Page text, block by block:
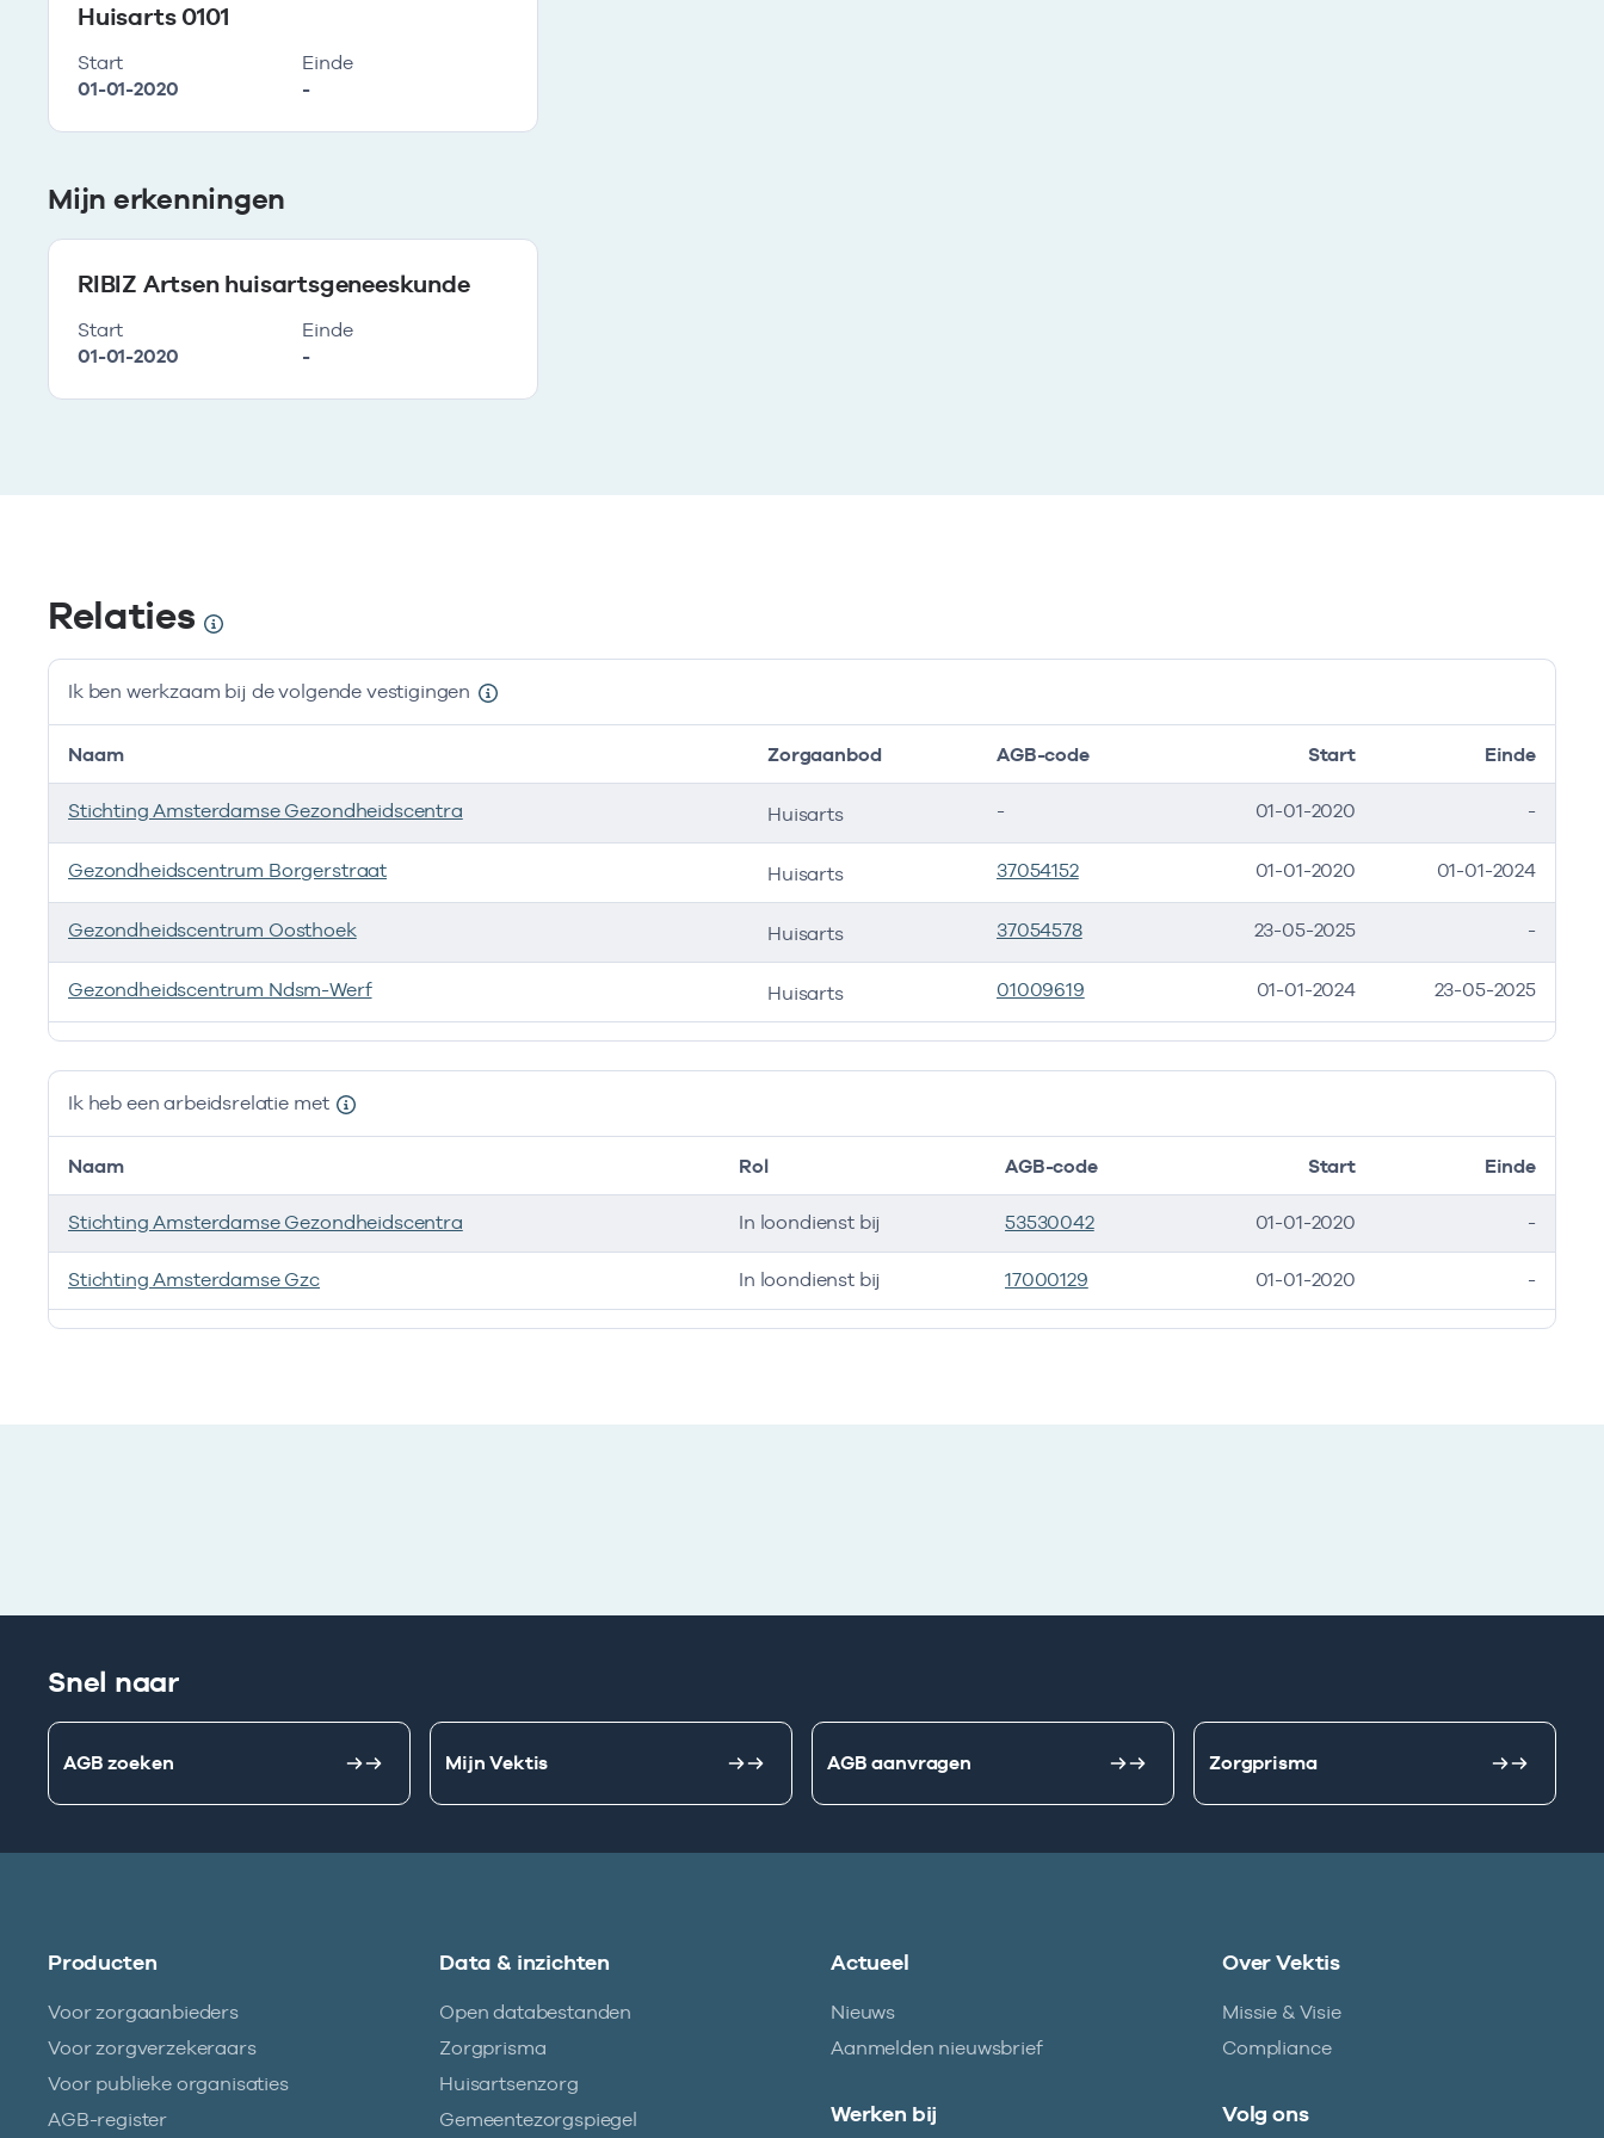
Huisarts 0101
Start
01-01-2020
Einde
-
Mijn erkenningen
RIBIZ Artsen huisartsgeneeskunde
Start
01-01-2020
Einde
-
Relaties
Ik ben werkzaam bij de volgende vestigingen
Ik ben werkzaam bij de volgende vestigingen
Naam Zorgaanbod AGB-code Start Einde
Stichting Amsterdamse Gezondheidscentra Huisarts - 01-01-2020 -
Gezondheidscentrum Borgerstraat Huisarts 37054152 01-01-2020 01-01-2024
Gezondheidscentrum Oosthoek Huisarts 37054578 23-05-2025 -
Gezondheidscentrum Ndsm-Werf Huisarts 01009619 01-01-2024 23-05-2025
Ik heb een arbeidsrelatie met
Ik heb een arbeidsrelatie met
Naam Rol AGB-code Start Einde
Stichting Amsterdamse Gezondheidscentra In loondienst bij 53530042 01-01-2020 -
Stichting Amsterdamse Gzc In loondienst bij 17000129 01-01-2020 -
Snel naar
AGB zoeken Mijn Vektis AGB aanvragen Zorgprisma
Producten
Voor zorgaanbieders
Voor zorgverzekeraars
Voor publieke organisaties
AGB-register
Data & inzichten
Open databestanden
Zorgprisma
Huisartsenzorg
Gemeentezorgspiegel
Actueel
Nieuws
Aanmelden nieuwsbrief
Over Vektis
Missie & Visie
Compliance
Werken bij Volg ons